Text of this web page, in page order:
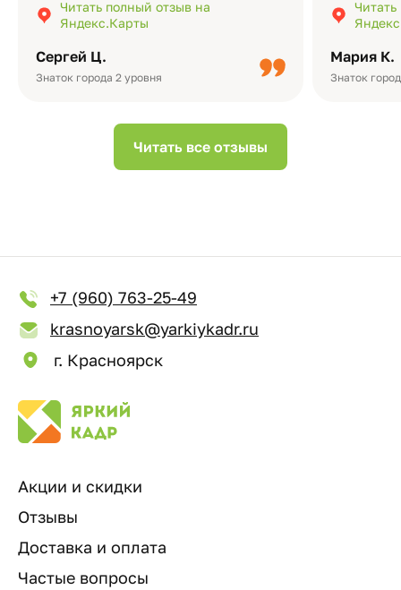
Сергей Ц.
Знаток города 2 уровня
подчёркивает значимость события.
Качество альбомов на высшем уровне:
Читать полный отзыв на
Яндекс.Карты
Мария К.
Знаток
добавить
видео с
Читать все отзывы
+7 (960) 763-25-49
krasnoyarsk@yarkiykadr.ru
г. Красноярск
Акции и скидки
Отзывы
Доставка и оплата
Частые вопросы